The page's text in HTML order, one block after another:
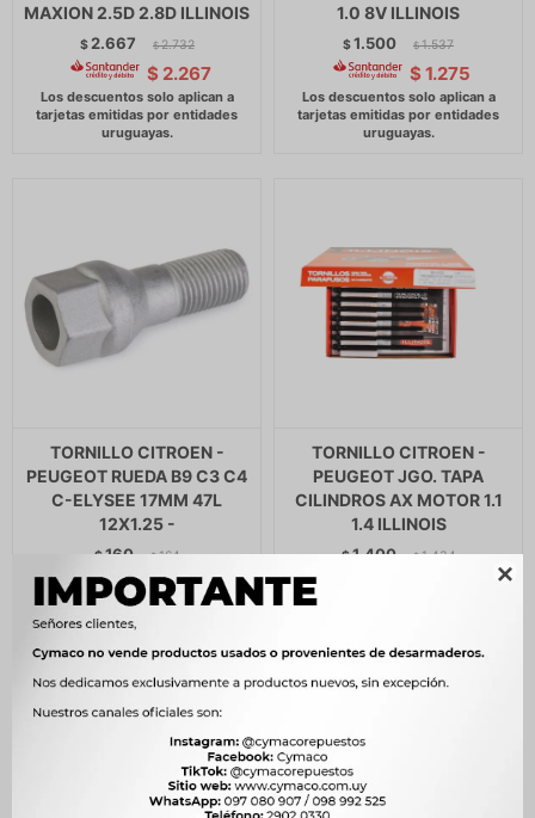

MAXION 2.5D 2.8D ILLINOIS
$ 2.667 $ 2.732
$ 2.267
1.0 8V ILLINOIS
$1.500 $ 1.537
$ 1.275
TORNILLO CITROEN -
PEUGEOT RUEDA B9 C3 C4
C-ELYSEE 17MM 47L
12X1.25 -
$160 $ 164
$136
TORNILLO CITROEN -
PEUGEOT JGO. TAPA
CILINDROS AX MOTOR 1.1
1.4 ILLINOIS
$1.400 $ 1.434